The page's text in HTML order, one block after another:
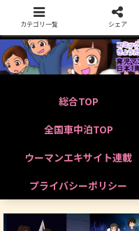
総合TOP
全国車中泊TOP
ウーマンエキサイト連載
プライバシーポリシー
カテゴリ一覧 シェア